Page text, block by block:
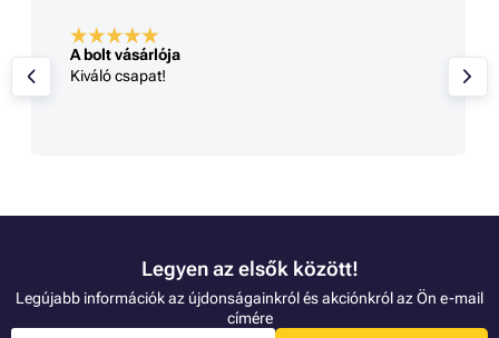
A bolt vásárlója
Kiváló csapat!
Legyen az elsők között!
Legújabb információk az újdonságainkról és akciónkról az Ön e-mail
címére